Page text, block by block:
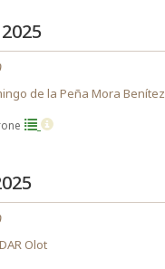
de la Peña Mora Benítez
Olot